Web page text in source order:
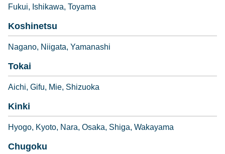
Fukui Ishikawa Toyama
Koshinetsu
Nagano Niigata Yamanashi
Tokai
Aichi Gifu Mie Shizuoka
Kinki
Hyogo Kyoto Nara Osaka Shiga Wakayama
Chugoku